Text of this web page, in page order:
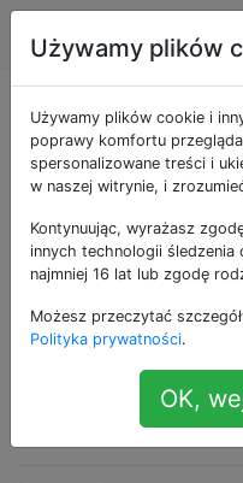
Android
Gdzie
usługami
(np.
Używamy plików
Używamy plików cookie i
poprawy komfortu
spersonalizowane treści i
w naszej witrynie, i
Kontynuując, wyrażasz
innych technologii
najmniej 16 lat lub zgodę
Możesz przeczytać
Polityka prywatności.
OK,